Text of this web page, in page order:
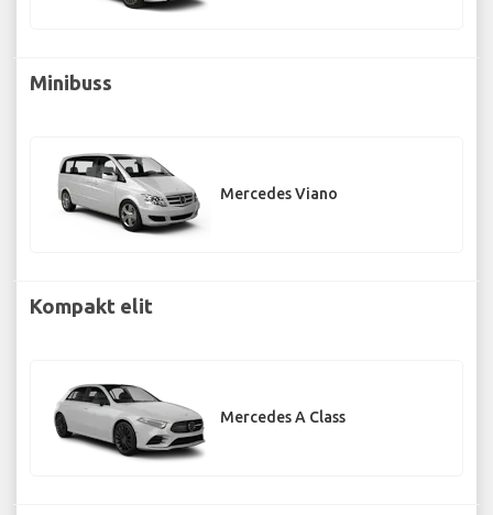
Minibuss
Mercedes Viano
Kompakt elit
Mercedes A Class